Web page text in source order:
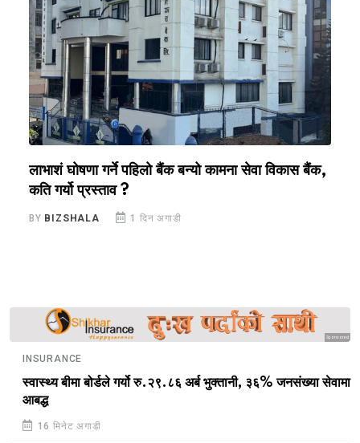
लाभाशं घोषणा गर्ने पहिलो बैंक बन्यो कामना सेवा विकास बैंक,
कति गर्यो प्रस्ताव ?
BY BIZSHALA 1 दिन अगाडी
Sponsored
INSURANCE
स्वास्थ्य बीमा बोर्डले गर्यो रु.२९.८६ अर्ब भुक्तानी, ३६% जनसंख्या सेवामा
आबद्ध
16 मिनेट अगाडी